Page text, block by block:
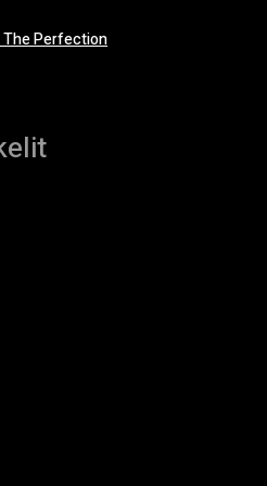
The Perfection